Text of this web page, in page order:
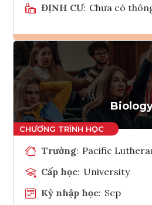
ĐỊNH CƯ: Chưa có
Ghi
Trường: Pacific
Cấp học: University
Kỳ nhập học: Sep